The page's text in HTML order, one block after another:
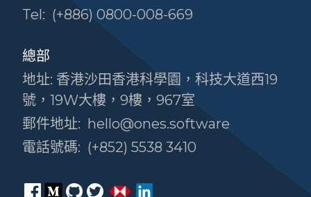
Tel: (+886) 0800-008-669
總部
地址: 香港沙田香港科學園，科技大道西19
號，19W大樓，9樓，967室
郵件地址: hello@ones.software
電話號碼: (+852) 5538 3410